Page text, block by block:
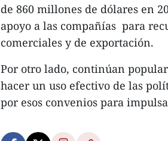
de 860 millones de dólares en
apoyo a las compañías para
comerciales y de exportación.
Por otro lado, continúan
hacer un uso efectivo de las
por esos convenios para